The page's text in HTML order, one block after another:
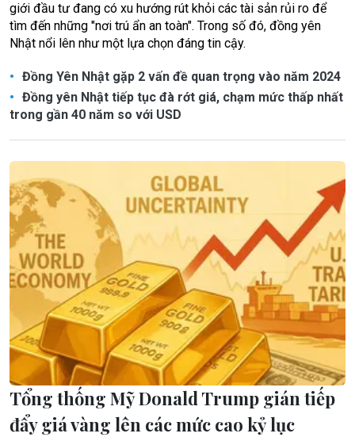
giới đầu tư đang có xu hướng rút khỏi các tài sản rủi ro để
tìm đến những "nơi trú ẩn an toàn". Trong số đó, đồng yên
Nhật nổi lên như một lựa chọn đáng tin cậy.
Đồng Yên Nhật gặp 2 vấn đề quan trọng vào năm 2024
Đồng yên Nhật tiếp tục đà rớt giá, chạm mức thấp nhất
trong gần 40 năm so với USD
Tổng thống Mỹ Donald Trump gián tiếp
đẩy giá vàng lên các mức cao kỷ lục